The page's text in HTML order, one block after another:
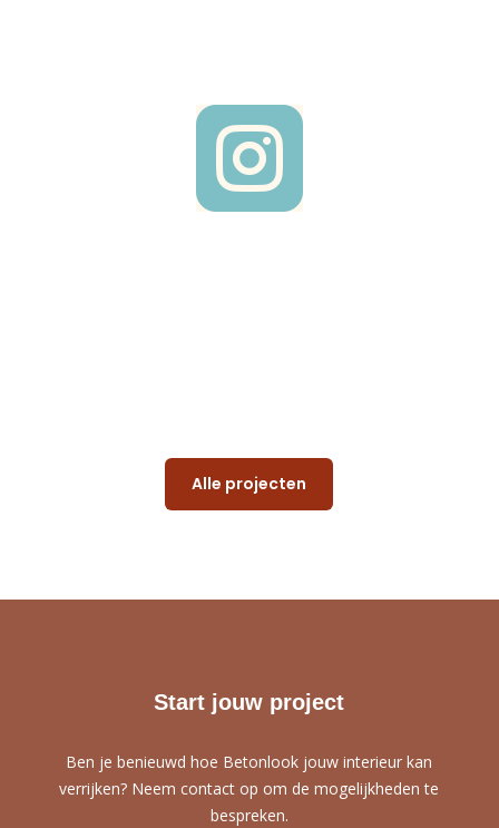

Alle projecten
Start jouw project
Ben je benieuwd hoe Betonlook jouw interieur kan
verrijken? Neem contact op om de mogelijkheden te
bespreken.